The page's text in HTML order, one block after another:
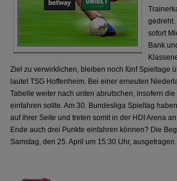
gedreht.
sofort
Bank
Ziel zu verwirklichen, bleiben noch fünf Spieltage
lautet TSG Hoffenheim. Bei einer erneuten
Tabelle weiter nach unten abrutschen, insofern
einfahren sollte. Am 30. Bundesliga Spieltag
auf ihrer Seite und treten somit in der HDI Arena
Ende auch drei Punkte einfahren können? Die
Samstag, den 25. April um 15:30 Uhr, ausgetragen.